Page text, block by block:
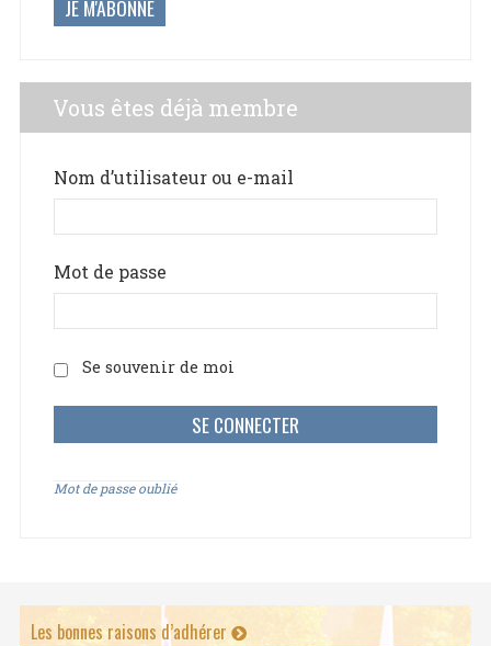
JE M'ABONNE
Vous êtes déjà membre
Nom d’utilisateur ou e-mail
Mot de passe
Se souvenir de moi
Mot de passe oublié
Les bonnes raisons d’adhérer